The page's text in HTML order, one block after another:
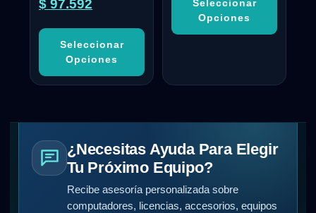
$ 97.592
Seleccionar
Opciones
Seleccionar
Opciones
¿Necesitas Ayuda Para Elegir
Tu Próximo Equipo?
Recibe asesoría personalizada sobre
computadores, licencias, accesorios, equipos